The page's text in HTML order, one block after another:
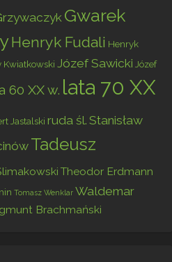
Gwarek
Henryk Fudali Henryk
Kwiatkowski Józef Sawicki Józef
60 XX w. lata 70 XX
Jastalski ruda śl. Stanisław
Tadeusz
Theodor Erdmann
Tomasz Wenklar Waldemar
Brachmański